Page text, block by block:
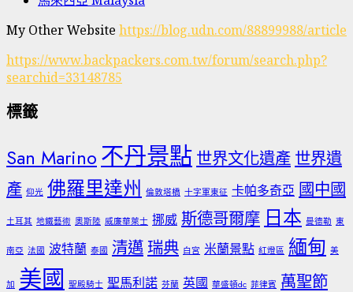
My Other Website https://blog.udn.com/88899988/article
https://www.backpackers.com.tw/forum/search.php?
searchid=33148785
標籤
San Marino 不丹景點 世界文化遺產 世界遺
產 仰光 佛羅里達州 倫敦塔橋 十字軍東征 卡帕多奇亞 國中國
土耳其 地鐵藝術 奧斯陸 威廉華萊士 挪威 斯德哥爾摩 日本 曼德勒 東
南亞 法國 波特蘭 泰國 清邁 瑞典 白宮 米蘭景點 紅燈區 緬甸 美
加 美國 聖殿騎士 聖馬利諾 芬蘭 英國 華盛頓dc 菲律賓 萬聖節